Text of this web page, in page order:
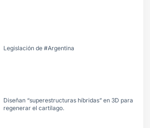
Legislación de #Argentina
Diseñan “superestructuras híbridas” en 3D para
regenerar el cartílago.